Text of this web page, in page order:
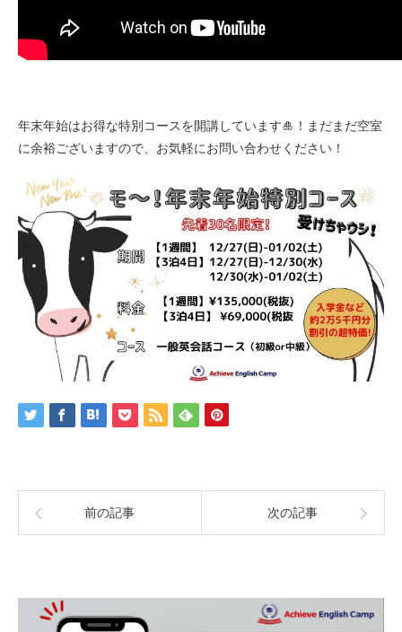
年末年始はお得な特別コースを開講しています🎍！まだまだ空室
に余裕ございますので、お気軽にお問い合わせください！
前の記事 次の記事